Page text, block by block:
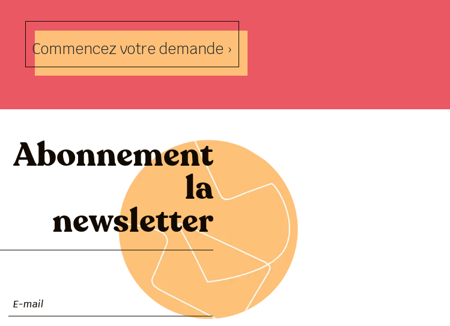
Commencez votre demande ›
Abonnement
newsletter